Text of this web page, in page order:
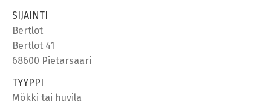
SIJAINTI
Bertlot
Bertlot 41
68600 Pietarsaari
TYYPPI
Mökki tai huvila